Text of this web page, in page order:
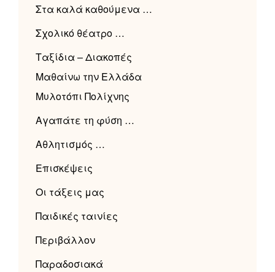
Στα καλά καθούμενα …
Σχολικό θέατρο …
Ταξίδια – Διακοπές
Μαθαίνω την Ελλάδα
Μυλοτόπι Πολίχνης
Αγαπάτε τη φύση …
Αθλητισμός …
Επισκέψεις
Οι τάξεις μας
Παιδικές ταινίες
Περιβάλλον
Παραδοσιακά